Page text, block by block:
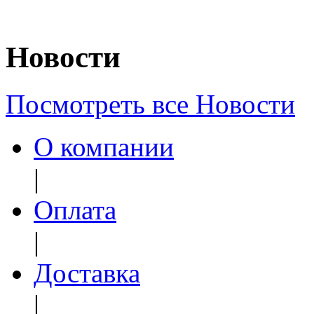
Новости
Посмотреть все Новости
О компании
|
Оплата
|
Доставка
|